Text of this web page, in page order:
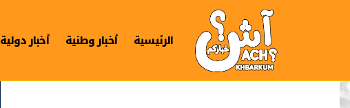
الرئيسية أخبار وطنية أخبار دولية